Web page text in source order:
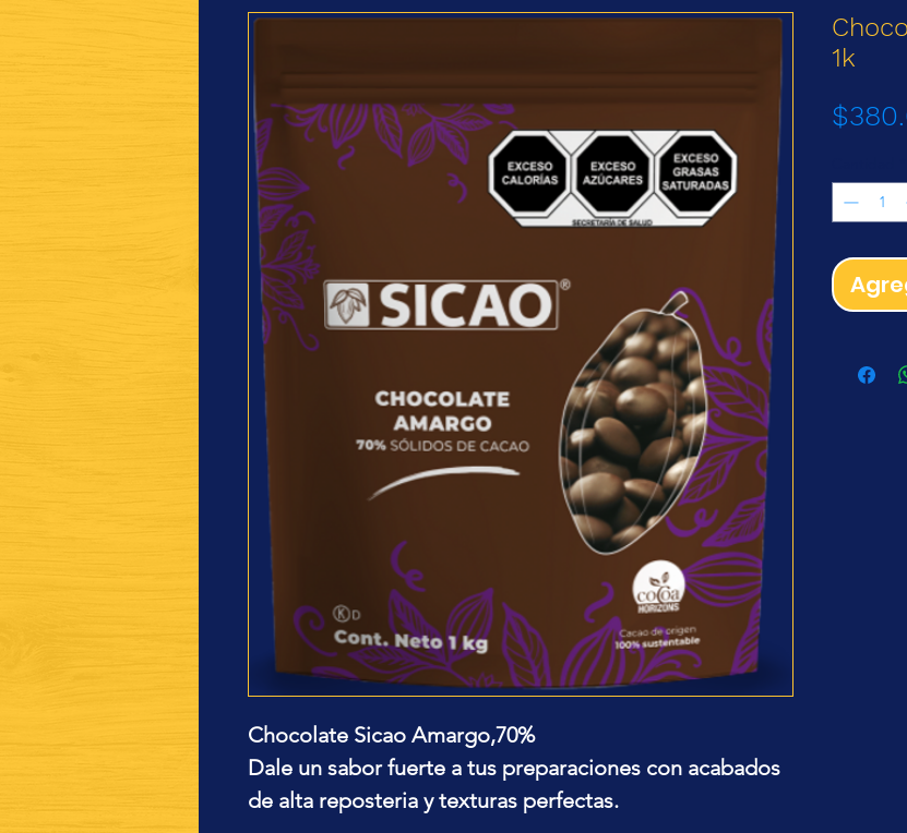
Chocolate Sicao Amargo,70%
Dale un sabor fuerte a tus preparaciones con acabados
de alta reposteria y texturas perfectas.
1k